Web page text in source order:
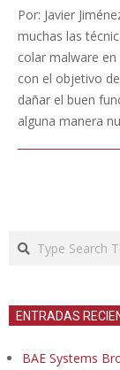
11-
Por: Javier
muchas las
colar malware
con el objetivo
dañar el buen
alguna manera
Search
ENTRADAS
BAE Systems